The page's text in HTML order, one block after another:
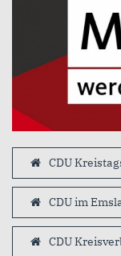
CDU
CDU im
CDU